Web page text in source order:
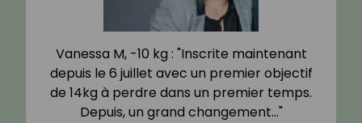
Vanessa M, -10 kg : "Inscrite maintenant
depuis le 6 juillet avec un premier objectif
de 14kg à perdre dans un premier temps.
Depuis, un grand changement…"